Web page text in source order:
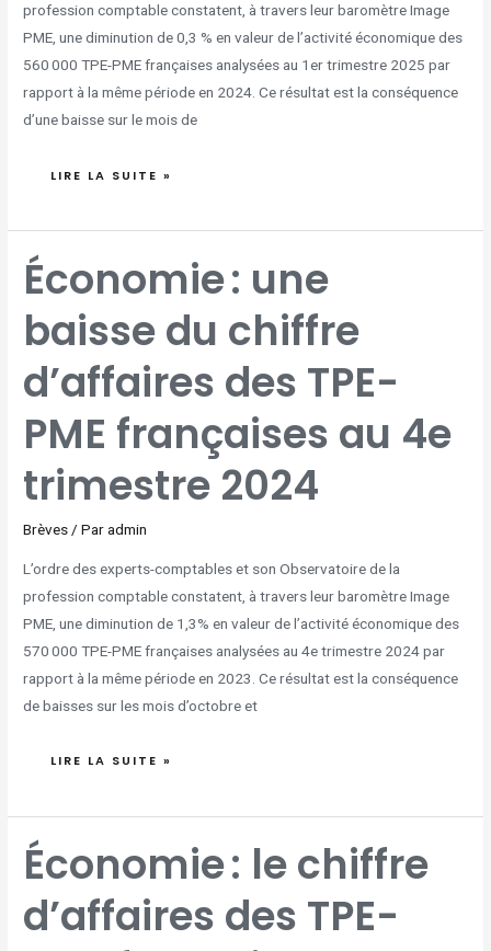
profession comptable constatent, à travers leur baromètre Image
PME, une diminution de 0,3 % en valeur de l’activité économique des
560 000 TPE-PME françaises analysées au 1er trimestre 2025 par
rapport à la même période en 2024. Ce résultat est la conséquence
d’une baisse sur le mois de
LIRE LA SUITE »
Économie : une
baisse du chiffre
d’affaires des TPE-
PME françaises au 4e
trimestre 2024
Brèves / Paradmin
L’ordre des experts-comptables et son Observatoire de la
profession comptable constatent, à travers leur baromètre Image
PME, une diminution de 1,3% en valeur de l’activité économique des
570 000 TPE-PME françaises analysées au 4e trimestre 2024 par
rapport à la même période en 2023. Ce résultat est la conséquence
de baisses sur les mois d’octobre et
UNE
BAISSE
DU
D’AFFAIRES
DES
TPE-
PME
AU
4E
TRIMESTRE
2024
LIRE LA SUITE »
Économie : le chiffre
d’affaires des TPE-
LE
CHIFFRE
D’AFFAIRES
TPE-
PME
FRANÇAISES
EN